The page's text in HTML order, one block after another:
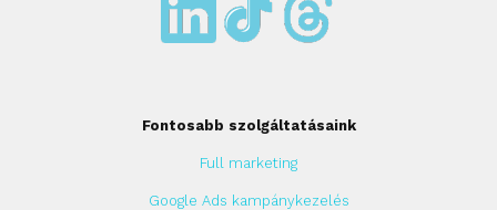
Fontosabb szolgáltatásaink
Full marketing
Google Ads kampánykezelés